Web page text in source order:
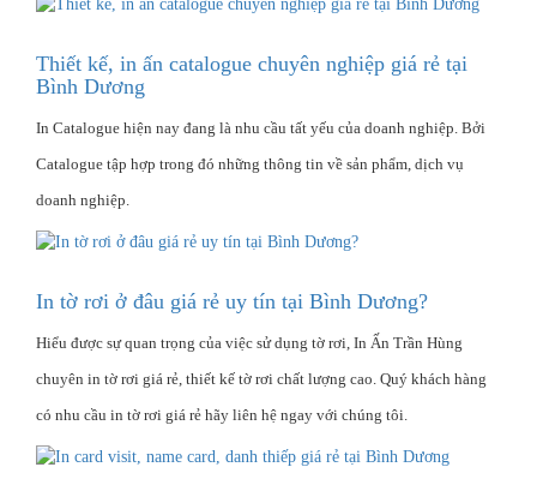
Thiết kế, in ấn catalogue chuyên nghiệp giá rẻ tại
Bình Dương
In Catalogue hiện nay đang là nhu cầu tất yếu của doanh nghiệp. Bởi
Catalogue tập hợp trong đó những thông tin về sản phẩm, dịch vụ
doanh nghiệp.
In tờ rơi ở đâu giá rẻ uy tín tại Bình Dương?
Hiểu được sự quan trọng của việc sử dụng tờ rơi, In Ấn Trần Hùng
chuyên in tờ rơi giá rẻ, thiết kế tờ rơi chất lượng cao. Quý khách hàng
có nhu cầu in tờ rơi giá rẻ hãy liên hệ ngay với chúng tôi.